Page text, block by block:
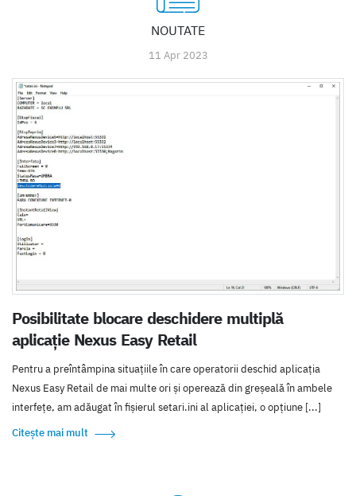
NOUTATE
11 Apr 2023
Posibilitate blocare deschidere multiplă
aplicație Nexus Easy Retail
Pentru a preîntâmpina situațiile în care operatorii deschid aplicația
Nexus Easy Retail de mai multe ori și operează din greșeală în ambele
interfețe, am adăugat în fișierul setari.ini al aplicației, o opțiune [...]
Citește mai mult